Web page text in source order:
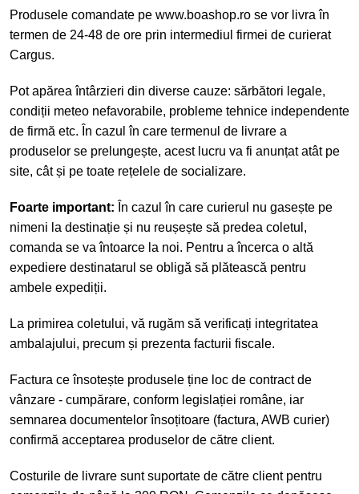
Produsele comandate pe www.boashop.ro se vor livra în
termen de 24-48 de ore prin intermediul firmei de curierat
Cargus.
Pot apărea întârzieri din diverse cauze: sărbători legale,
condiții meteo nefavorabile, probleme tehnice independente
de firmă etc. În cazul în care termenul de livrare a
produselor se prelungește, acest lucru va fi anunțat atât pe
site, cât și pe toate rețelele de socializare.
Foarte important: În cazul în care curierul nu gasește pe
nimeni la destinație și nu reușește să predea coletul,
comanda se va întoarce la noi. Pentru a încerca o altă
expediere destinatarul se obligă să plătească pentru
ambele expediții.
La primirea coletului, vă rugăm să verificați integritatea
ambalajului, precum și prezenta facturii fiscale.
Factura ce însotește produsele ține loc de contract de
vânzare - cumpărare, conform legislației române, iar
semnarea documentelor însoțitoare (factura, AWB curier)
confirmă acceptarea produselor de către client.
Costurile de livrare sunt suportate de către client pentru